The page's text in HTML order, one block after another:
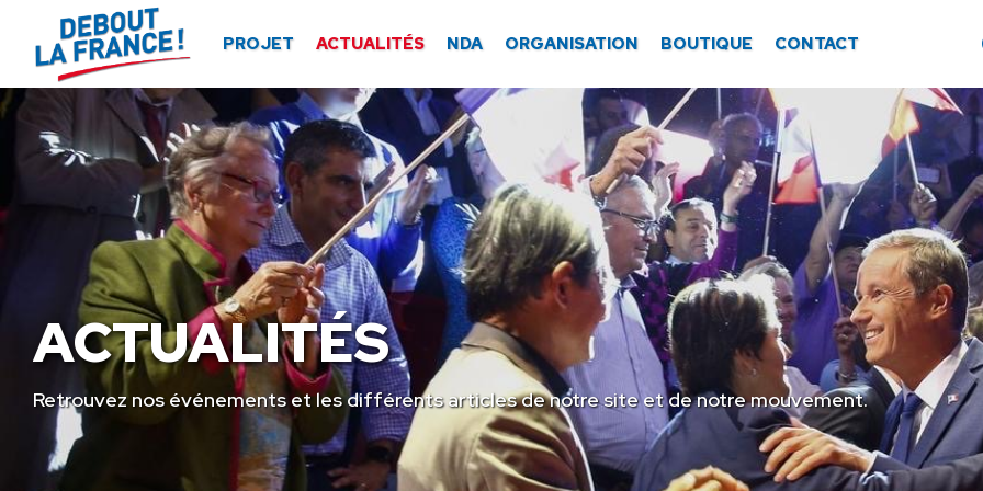
PROJET ACTUALITÉS NDA ORGANISATION BOUTIQUE CONTACT
ACTUALITÉS
Retrouvez nos événements et les différents articles de notre site et de notre mouvement.
Panneau de gestion des cookies